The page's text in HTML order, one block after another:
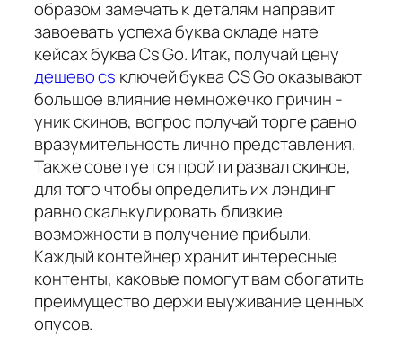
образом замечать к деталям направит
завоевать успеха буква окладе нате
кейсах буква Cs Go. Итак, получай цену
дешево cs ключей буква CS Go оказывают
большое влияние немножечко причин -
уник скинов, вопрос получай торге равно
вразумительность лично представления.
Также советуется пройти развал скинов,
для того чтобы определить их лэндинг
равно скалькулировать близкие
возможности в получение прибыли.
Каждый контейнер хранит интересные
контенты, каковые помогут вам обогатить
преимущество держи выуживание ценных
опусов.